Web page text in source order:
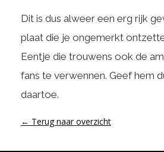
Dit is dus alweer een erg rijk
plaat die je ongemerkt
Eentje die trouwens ook de
fans te verwennen. Geef hem
daartoe.
← Terug naar overzicht